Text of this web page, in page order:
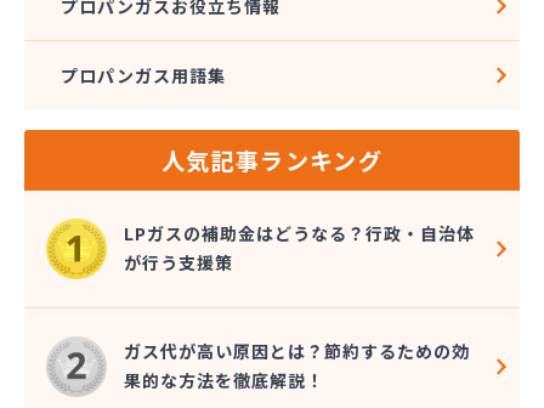
上田広域LPガス協同組合
城南高沢ガス株式会社
信濃ガス協同組合
神津燃料
斉藤商店
千曲通商株式会社
早武商店
大島屋酒店
大澤燃料店
竹内六男
中央石油株式会社本社
中央物産株式会社
プロパンガスお役立ち情報
プロパンガス用語集
人気記事ランキング
LPガスの補助金はどうなる？行政・自治体
が行う支援策
ガス代が高い原因とは？節約するための効
果的な方法を徹底解説！